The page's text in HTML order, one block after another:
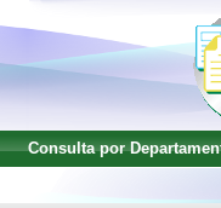
Consulta por